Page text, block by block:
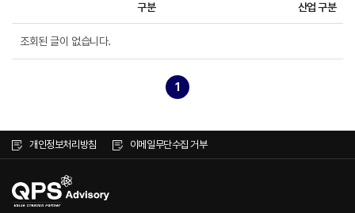
구분 산업 구분
조회된 글이 없습니다.
1
개인정보처리방침 이메일무단수집 거부